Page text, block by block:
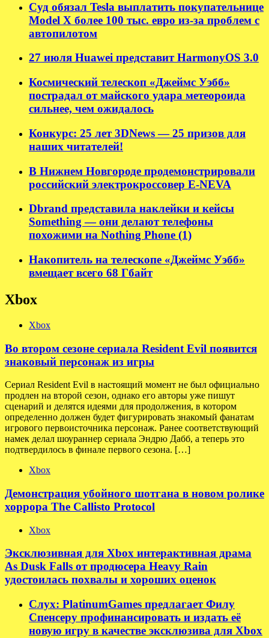
Суд обязал Tesla выплатить покупательнице
Model X более 100 тыс. евро из-за проблем с
автопилотом
27 июля Huawei представит HarmonyOS 3.0
Космический телескоп «Джеймс Уэбб»
пострадал от майского удара метеороида
сильнее, чем ожидалось
Конкурс: 25 лет 3DNews — 25 призов для
наших читателей!
В Нижнем Новгороде продемонстрировали
российский электрокроссовер E-NEVA
Dbrand представила наклейки и кейсы
Something — они делают телефоны
похожими на Nothing Phone (1)
Накопитель на телескопе «Джеймс Уэбб»
вмещает всего 68 Гбайт
Xbox
Xbox
Во втором сезоне сериала Resident Evil появится
знаковый персонаж из игры
Сериал Resident Evil в настоящий момент не был официально
продлен на второй сезон, однако его авторы уже пишут
сценарий и делятся идеями для продолжения, в котором
определенно должен будет фигурировать знакомый фанатам
игрового первоисточника персонаж. Ранее соответствующий
намек делал шоураннер сериала Эндрю Дабб, а теперь это
подтвердилось в финале первого сезона. […]
Xbox
Демонстрация убойного шотгана в новом ролике
хоррора The Callisto Protocol
Xbox
Эксклюзивная для Xbox интерактивная драма
As Dusk Falls от продюсера Heavy Rain
удостоилась похвалы и хороших оценок
Слух: PlatinumGames предлагает Филу
Спенсеру профинансировать и издать её
новую игру в качестве эксклюзива для Xbox